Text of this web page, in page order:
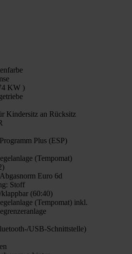
KW )
Kindersitz an Rücksitz
Plus (ESP)
(Tempomat)
Euro 6d
Stoff
(60:40)
(Tempomat) inkl.
USB-Schnittstelle)